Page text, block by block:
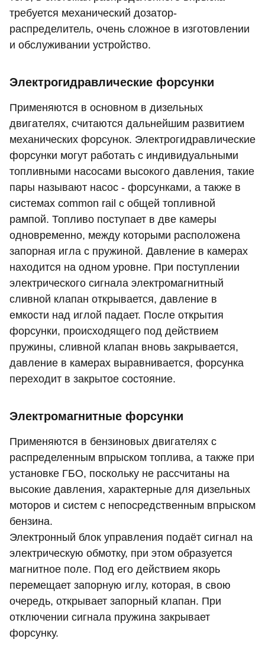
требуется механический дозатор-
распределитель, очень сложное в изготовлении
и обслуживании устройство.
Электрогидравлические форсунки
Применяются в основном в дизельных
двигателях, считаются дальнейшим развитием
механических форсунок. Электрогидравлические
форсунки могут работать с индивидуальными
топливными насосами высокого давления, такие
пары называют насос - форсунками, а также в
системах common rail с общей топливной
рампой. Топливо поступает в две камеры
одновременно, между которыми расположена
запорная игла с пружиной. Давление в камерах
находится на одном уровне. При поступлении
электрического сигнала электромагнитный
сливной клапан открывается, давление в
емкости над иглой падает. После открытия
форсунки, происходящего под действием
пружины, сливной клапан вновь закрывается,
давление в камерах выравнивается, форсунка
переходит в закрытое состояние.
Электромагнитные форсунки
Применяются в бензиновых двигателях с
распределенным впрыском топлива, а также при
установке ГБО, поскольку не рассчитаны на
высокие давления, характерные для дизельных
моторов и систем с непосредственным впрыском
бензина.
Электронный блок управления подаёт сигнал на
электрическую обмотку, при этом образуется
магнитное поле. Под его действием якорь
перемещает запорную иглу, которая, в свою
очередь, открывает запорный клапан. При
отключении сигнала пружина закрывает
форсунку.